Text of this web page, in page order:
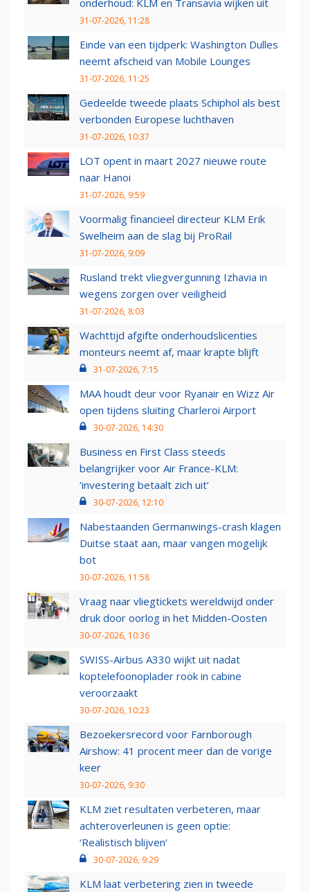
onderhoud: KLM en Transavia wijken uit
31-07-2026, 11:28
Einde van een tijdperk: Washington Dulles
neemt afscheid van Mobile Lounges
31-07-2026, 11:25
Gedeelde tweede plaats Schiphol als best
verbonden Europese luchthaven
31-07-2026, 10:37
LOT opent in maart 2027 nieuwe route
naar Hanoi
31-07-2026, 9:59
Voormalig financieel directeur KLM Erik
Swelheim aan de slag bij ProRail
31-07-2026, 9:09
Rusland trekt vliegvergunning Izhavia in
wegens zorgen over veiligheid
31-07-2026, 8:03
Wachttijd afgifte onderhoudslicenties
monteurs neemt af, maar krapte blijft
31-07-2026, 7:15
MAA houdt deur voor Ryanair en Wizz Air
open tijdens sluiting Charleroi Airport
30-07-2026, 14:30
Business en First Class steeds
belangrijker voor Air France-KLM:
‘investering betaalt zich uit’
30-07-2026, 12:10
Nabestaanden Germanwings-crash klagen
Duitse staat aan, maar vangen mogelijk
bot
30-07-2026, 11:58
Vraag naar vliegtickets wereldwijd onder
druk door oorlog in het Midden-Oosten
30-07-2026, 10:36
SWISS-Airbus A330 wijkt uit nadat
koptelefoonoplader rook in cabine
veroorzaakt
30-07-2026, 10:23
Bezoekersrecord voor Farnborough
Airshow: 41 procent meer dan de vorige
keer
30-07-2026, 9:30
KLM ziet resultaten verbeteren, maar
achteroverleunen is geen optie:
‘Realistisch blijven’
30-07-2026, 9:29
KLM laat verbetering zien in tweede